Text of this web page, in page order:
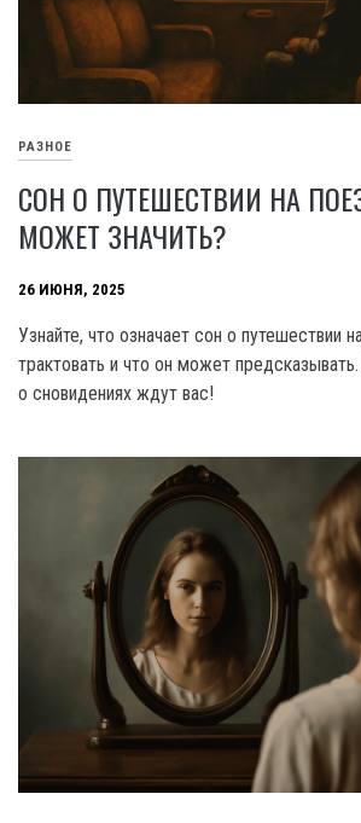
РАЗНОЕ
СОН О ПУТЕШЕСТВИИ НА
МОЖЕТ ЗНАЧИТЬ?
26 ИЮНЯ, 2025
Узнайте, что означает сон о путешествии
трактовать и что он может
о сновидениях ждут вас!